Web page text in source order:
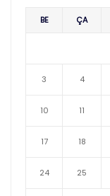
BE ÇA
3 4
10 11
17 18
24 25